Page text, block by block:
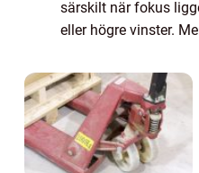
särskilt när fokus
eller högre vinster.